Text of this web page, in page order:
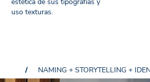
uso texturas.
/ NAMING + STORYTELLING +